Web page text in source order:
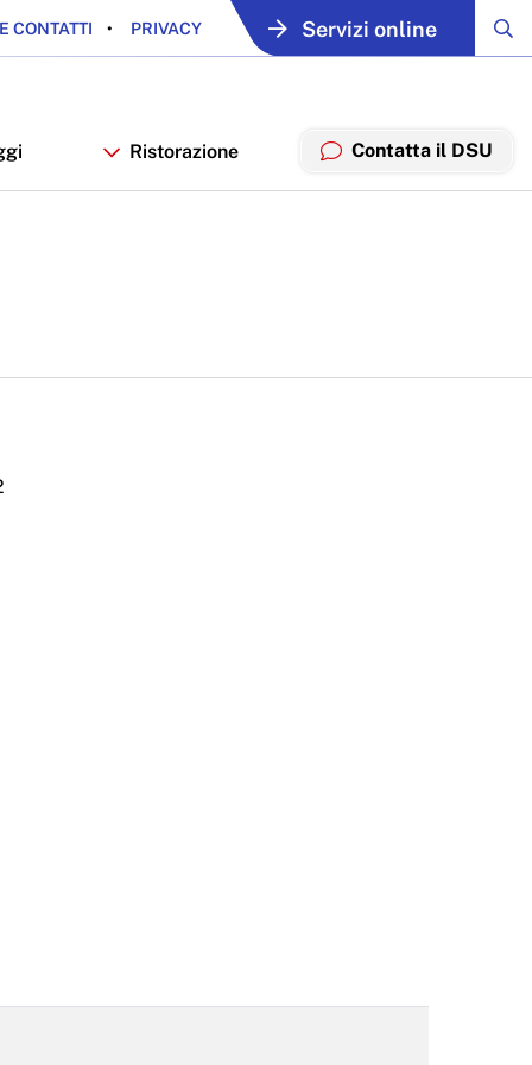
CONTATTI PRIVACY Servizi online
Ristorazione Contatta il DSU